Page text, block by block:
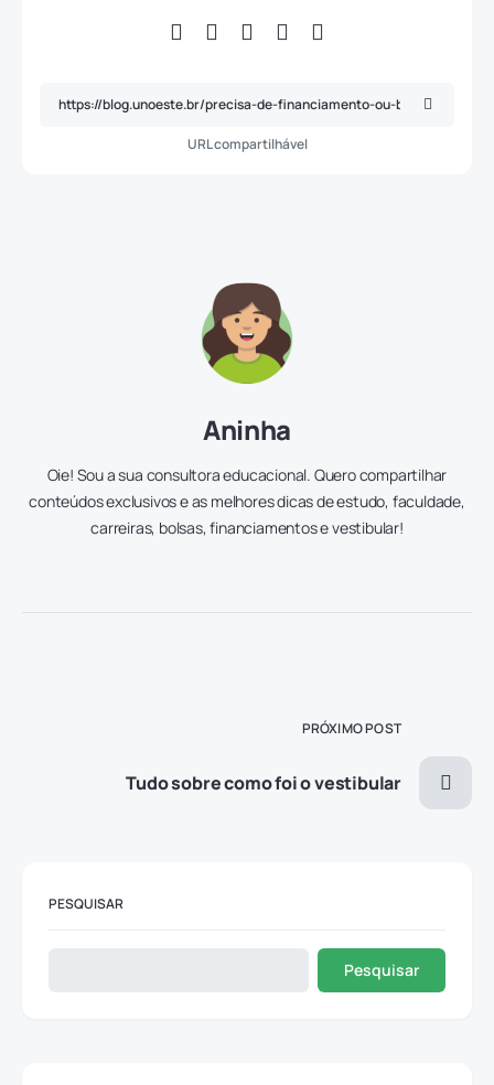
URL compartilhável
Aninha
Oie! Sou a sua consultora educacional. Quero compartilhar
conteúdos exclusivos e as melhores dicas de estudo, faculdade,
carreiras, bolsas, financiamentos e vestibular!
PRÓXIMO POST
Tudo sobre como foi o vestibular
PESQUISAR
Pesquisar